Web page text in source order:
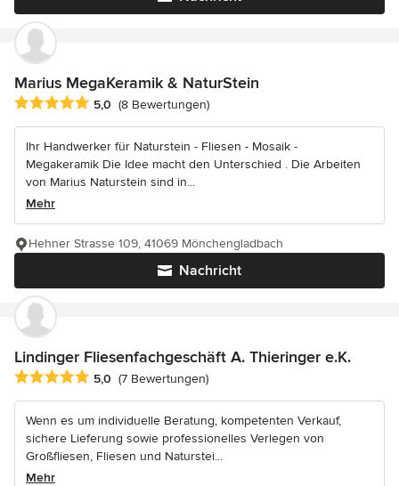
Marius MegaKeramik & NaturStein
Durchschnittliche Bewertung: 5 von 5 Sternen
5,0 (8 Bewertungen)
Ihr Handwerker für Naturstein - Fliesen - Mosaik -
Megakeramik Die Idee macht den Unterschied . Die Arbeiten
von Marius Naturstein sind in...
Mehr
Nachricht
Hehner Strasse 109, 41069 Mönchengladbach
Lindinger Fliesenfachgeschäft A. Thieringer e.K.
Durchschnittliche Bewertung: 5 von 5 Sternen
5,0 (7 Bewertungen)
Wenn es um individuelle Beratung, kompetenten Verkauf,
sichere Lieferung sowie professionelles Verlegen von
Großfliesen, Fliesen und Naturstei...
Mehr